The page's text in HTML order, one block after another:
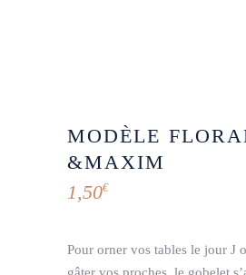
MODÈLE
&MAXIM
1,50€
Pour orner vos tables le jour J